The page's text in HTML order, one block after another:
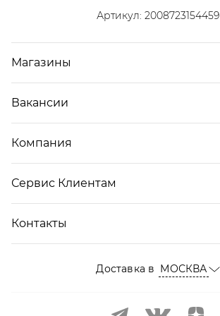
Артикул: 2008723154459
Магазины
Вакансии
Компания
Сервис Клиентам
Контакты
Доставка в МОСКВА